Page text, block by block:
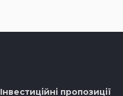
Інвестиційні пропозиції